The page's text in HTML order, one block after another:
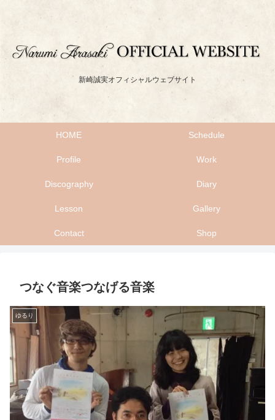
新崎誠実オフィシャルウェブサイト
HOME Schedule
Profile Work
Discography Diary
Lesson Gallery
Contact Shop
つなぐ音楽つなげる音楽
ゆるり